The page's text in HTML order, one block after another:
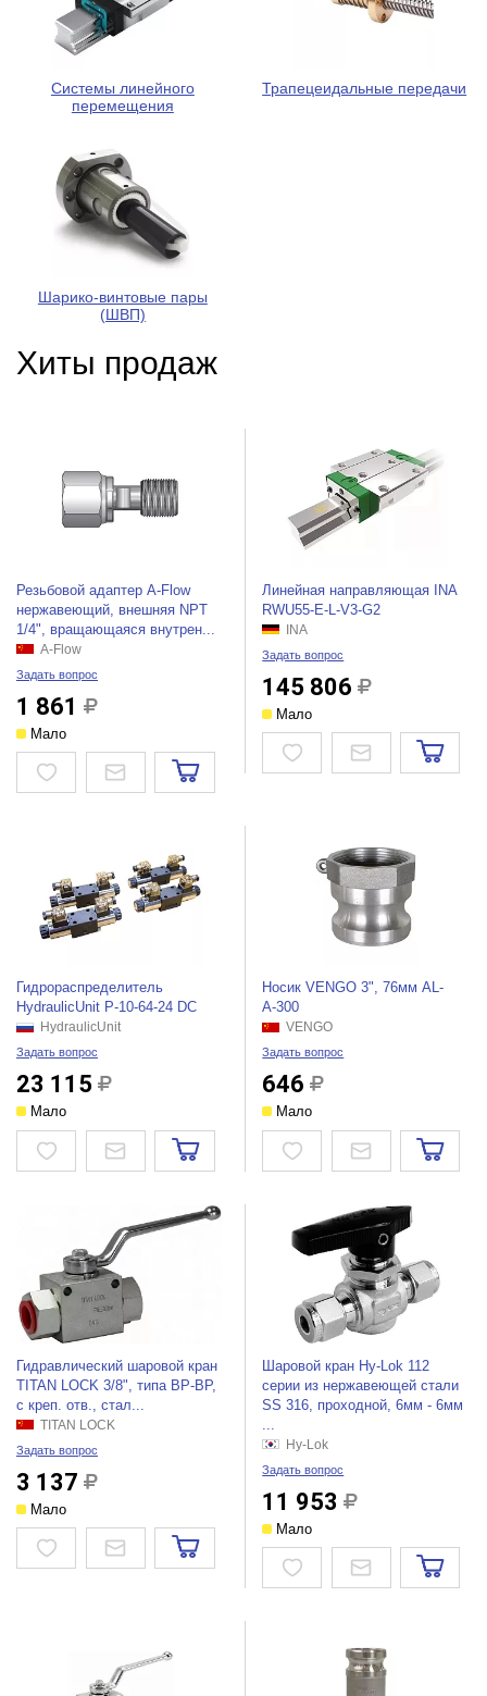
Системы линейного
перемещения
Трапецеидальные передачи
Шарико-винтовые пары
(ШВП)
Хиты продаж
Резьбовой адаптер A-Flow
нержавеющий, внешняя NPT
1/4", вращающаяся внутрен...
A-Flow
Задать вопрос
1 861
Мало
Линейная направляющая INA
RWU55-E-L-V3-G2
INA
Задать вопрос
145 806
Мало
Гидрораспределитель
HydraulicUnit P-10-64-24 DC
HydraulicUnit
Задать вопрос
23 115
Мало
Носик VENGO 3", 76мм AL-
А-300
VENGO
Задать вопрос
646
Мало
Гидравлический шаровой кран
TITAN LOCK 3/8", типа ВР-ВР,
с креп. отв., стал...
TITAN LOCK
Задать вопрос
3 137
Мало
Шаровой кран Hy-Lok 112
серии из нержавеющей стали
SS 316, проходной, 6мм - 6мм
Hy-Lok
Задать вопрос
11 953
Мало